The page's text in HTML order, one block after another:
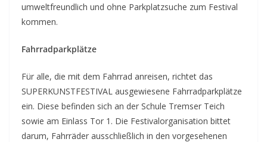
umweltfreundlich und ohne Parkplatzsuche zum Festival
kommen.
Fahrradparkplätze
Für alle, die mit dem Fahrrad anreisen, richtet das
SUPERKUNSTFESTIVAL ausgewiesene Fahrradparkplätze
ein. Diese befinden sich an der Schule Tremser Teich
sowie am Einlass Tor 1. Die Festivalorganisation bittet
darum, Fahrräder ausschließlich in den vorgesehenen